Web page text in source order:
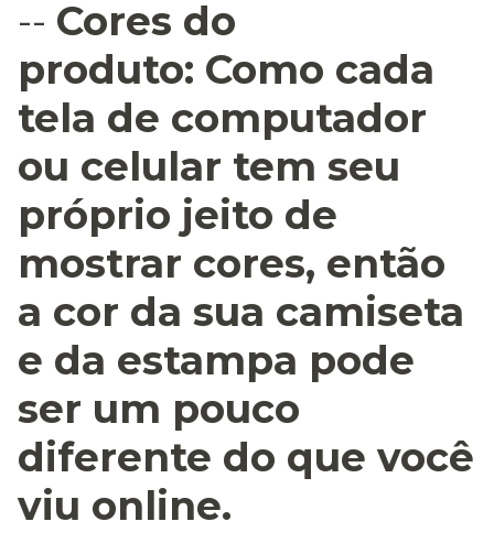
-- Cores do
produto: Como cada
tela de computador
ou celular tem seu
próprio jeito de
mostrar cores, então
a cor da sua camiseta
e da estampa pode
ser um pouco
diferente do que você
viu online.